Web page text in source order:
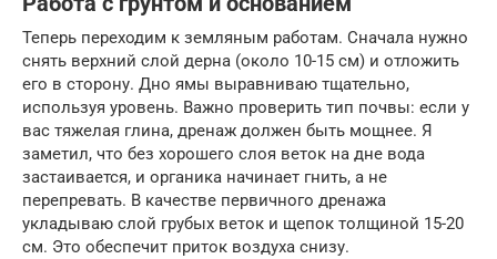
Теперь переходим к земляным работам. Сначала нужно
снять верхний слой дерна (около 10-15 см) и отложить
его в сторону. Дно ямы выравниваю тщательно,
используя уровень. Важно проверить тип почвы: если у
вас тяжелая глина, дренаж должен быть мощнее. Я
заметил, что без хорошего слоя веток на дне вода
застаивается, и органика начинает гнить, а не
перепревать. В качестве первичного дренажа
укладываю слой грубых веток и щепок толщиной 15-20
см. Это обеспечит приток воздуха снизу.